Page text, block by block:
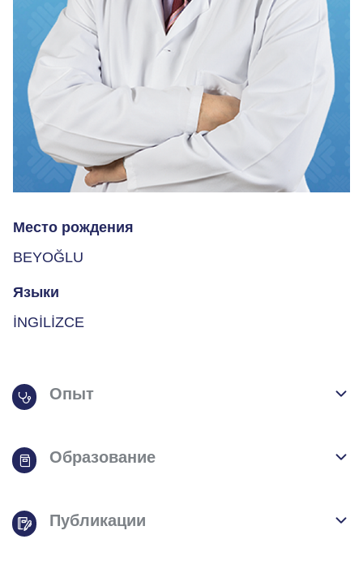
Место рождения
BEYOĞLU
Языки
İNGİLİZCE
Опыт
Образование
Публикации